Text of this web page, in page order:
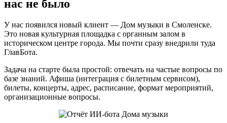
нас не было
У нас появился новый клиент — Дом музыки в Смоленске.
Это новая культурная площадка с органным залом в
историческом центре города. Мы почти сразу внедрили туда
ГлавБота.
Задача на старте была простой: отвечать на частые вопросы по
базе знаний. Афиша (интеграция с билетным сервисом),
билеты, концерты, адрес, расписание, формат мероприятий,
организационные вопросы.